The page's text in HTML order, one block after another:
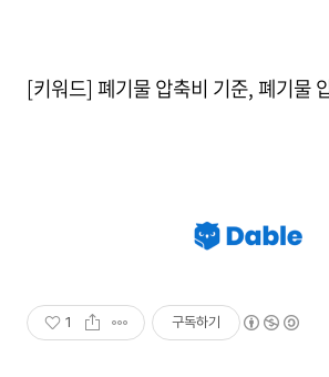
[키워드] 폐기물 압축비 기준, 폐기물
1 구독하기